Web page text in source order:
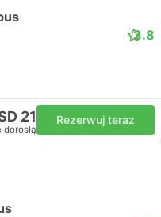
3.8
21 Rezerwuj teraz